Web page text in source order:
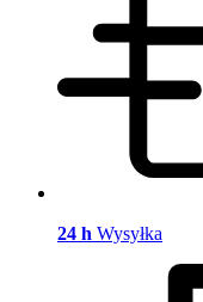
24 h Wysyłka